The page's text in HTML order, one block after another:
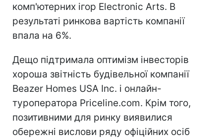
комп'ютерних ігор Electronic Arts. В
результаті ринкова вартість компанії
впала на 6%.
Дещо підтримала оптимізм інвесторів
хороша звітність будівельної компанії
Beazer Homes USA Inc. і онлайн-
туроператора Priceline.com. Крім того,
позитивними для ринку виявилися
обережні вислови ряду офіційних осіб